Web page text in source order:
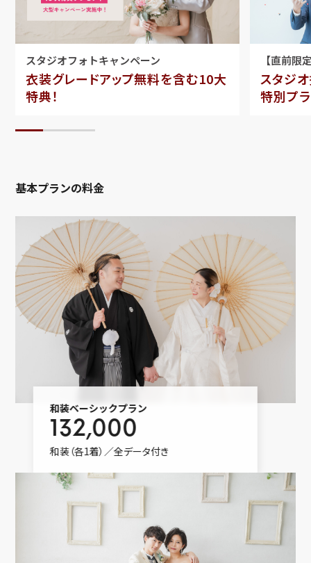
スタジオフォトキャンペーン
衣装グレードアップ無料を含む10大
特典！
【直前
スタジ
特別プ
基本プランの料金
和装ベーシックプラン
132,000
和装（各1着）／全データ付き